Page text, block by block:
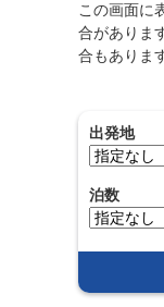
この画面に
合がありま
合もありま
出発地
泊数